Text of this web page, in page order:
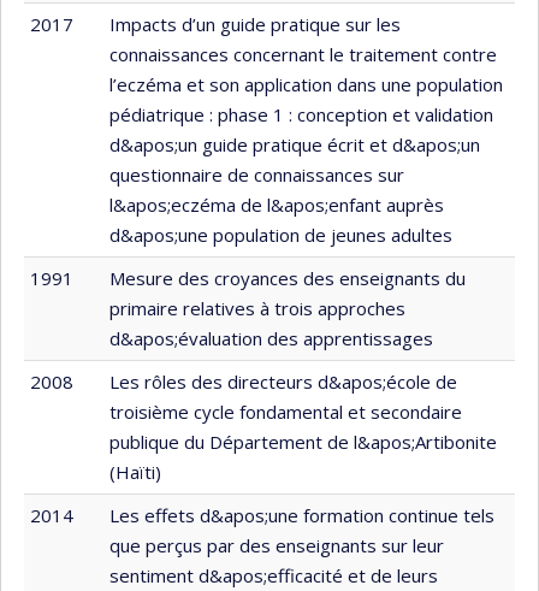
2017
Impacts d’un guide pratique sur les
connaissances concernant le traitement contre
l’eczéma et son application dans une population
pédiatrique : phase 1 : conception et validation
d&apos;un guide pratique écrit et d&apos;un
questionnaire de connaissances sur
l&apos;eczéma de l&apos;enfant auprès
d&apos;une population de jeunes adultes
1991
Mesure des croyances des enseignants du
primaire relatives à trois approches
d&apos;évaluation des apprentissages
2008
Les rôles des directeurs d&apos;école de
troisième cycle fondamental et secondaire
publique du Département de l&apos;Artibonite
(Haïti)
2014
Les effets d&apos;une formation continue tels
que perçus par des enseignants sur leur
sentiment d&apos;efficacité et de leurs